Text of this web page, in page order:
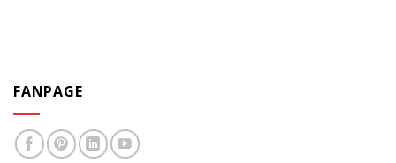
FANPAGE